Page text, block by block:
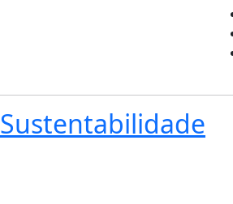
Sustentabilidade